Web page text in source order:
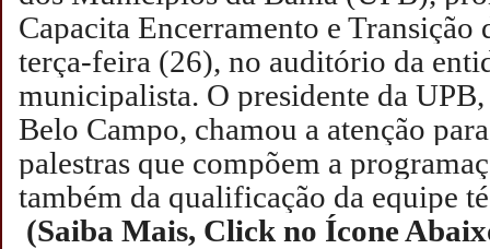
Capacita Encerramento e Transição
terça-feira (26), no auditório da
municipalista. O presidente da
Belo Campo, chamou a atenção
palestras que compõem a
também da qualificação da
(Saiba Mais, Click no Ícone